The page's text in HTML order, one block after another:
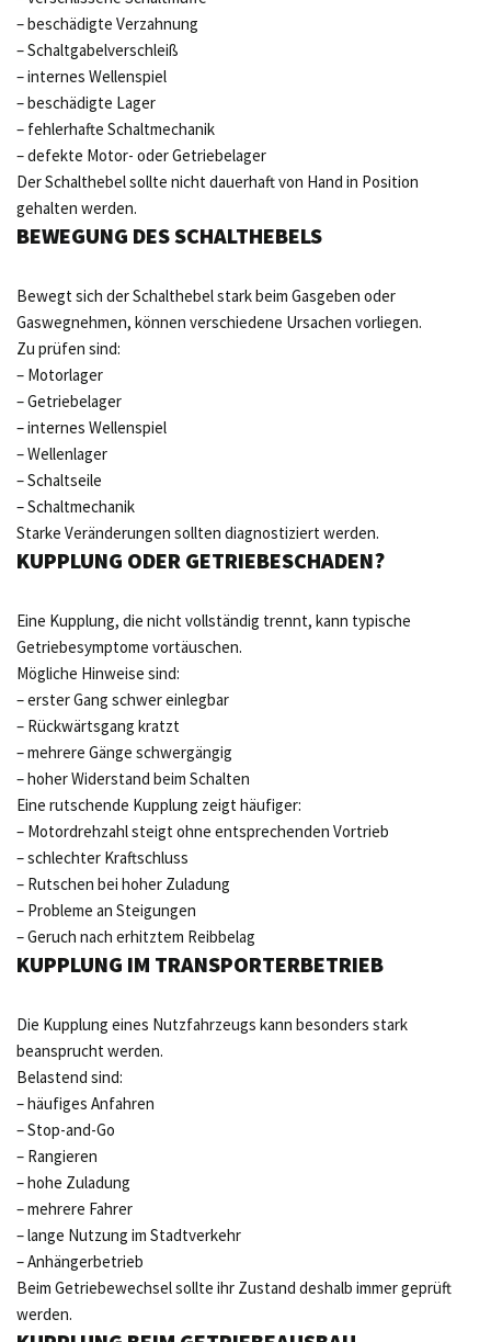
– beschädigte Verzahnung
– Schaltgabelverschleiß
– internes Wellenspiel
– beschädigte Lager
– fehlerhafte Schaltmechanik
– defekte Motor- oder Getriebelager
Der Schalthebel sollte nicht dauerhaft von Hand in Position
gehalten werden.
BEWEGUNG DES SCHALTHEBELS
Bewegt sich der Schalthebel stark beim Gasgeben oder
Gaswegnehmen, können verschiedene Ursachen vorliegen.
Zu prüfen sind:
– Motorlager
– Getriebelager
– internes Wellenspiel
– Wellenlager
– Schaltseile
– Schaltmechanik
Starke Veränderungen sollten diagnostiziert werden.
KUPPLUNG ODER GETRIEBESCHADEN?
Eine Kupplung, die nicht vollständig trennt, kann typische
Getriebesymptome vortäuschen.
Mögliche Hinweise sind:
– erster Gang schwer einlegbar
– Rückwärtsgang kratzt
– mehrere Gänge schwergängig
– hoher Widerstand beim Schalten
Eine rutschende Kupplung zeigt häufiger:
– Motordrehzahl steigt ohne entsprechenden Vortrieb
– schlechter Kraftschluss
– Rutschen bei hoher Zuladung
– Probleme an Steigungen
– Geruch nach erhitztem Reibbelag
KUPPLUNG IM TRANSPORTERBETRIEB
Die Kupplung eines Nutzfahrzeugs kann besonders stark
beansprucht werden.
Belastend sind:
– häufiges Anfahren
– Stop-and-Go
– Rangieren
– hohe Zuladung
– mehrere Fahrer
– lange Nutzung im Stadtverkehr
– Anhängerbetrieb
Beim Getriebewechsel sollte ihr Zustand deshalb immer geprüft
werden.